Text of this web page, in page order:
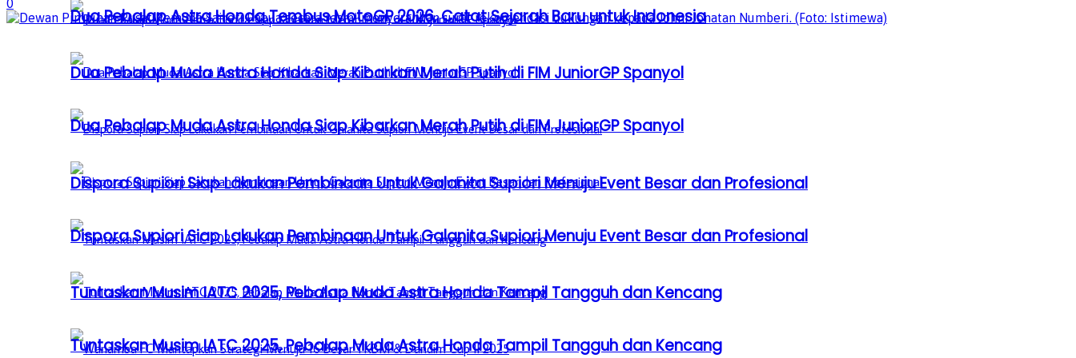
Dua Pebalap Muda Astra Honda Siap Kibarkan Merah Putih di FIM JuniorGP Spanyol
Dispora Supiori Siap Lakukan Pembinaan Untuk Galanita Supiori Menuju Event Besar dan Profesional
Tuntaskan Musim IATC 2025, Pebalap Muda Astra Honda Tampil Tangguh dan Kencang
Dua Pebalap Astra Honda Tembus MotoGP 2026, Catat Sejarah Baru untuk Indonesia
Dua Pebalap Muda Astra Honda Siap Kibarkan Merah Putih di FIM JuniorGP Spanyol
Dispora Supiori Siap Lakukan Pembinaan Untuk Galanita Supiori Menuju Event Besar dan Profesional
Tuntaskan Musim IATC 2025, Pebalap Muda Astra Honda Tampil Tangguh dan Kencang
0